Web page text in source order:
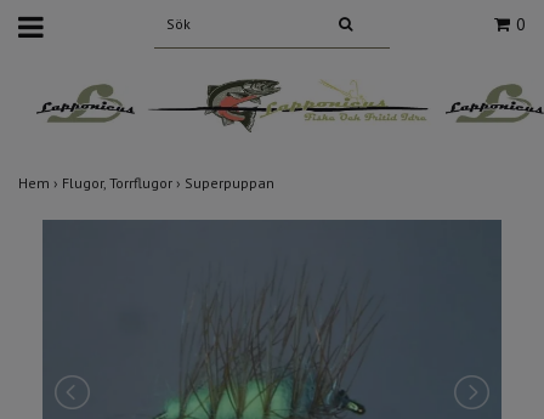
0
Hem › Flugor, Torrflugor › Superpuppan